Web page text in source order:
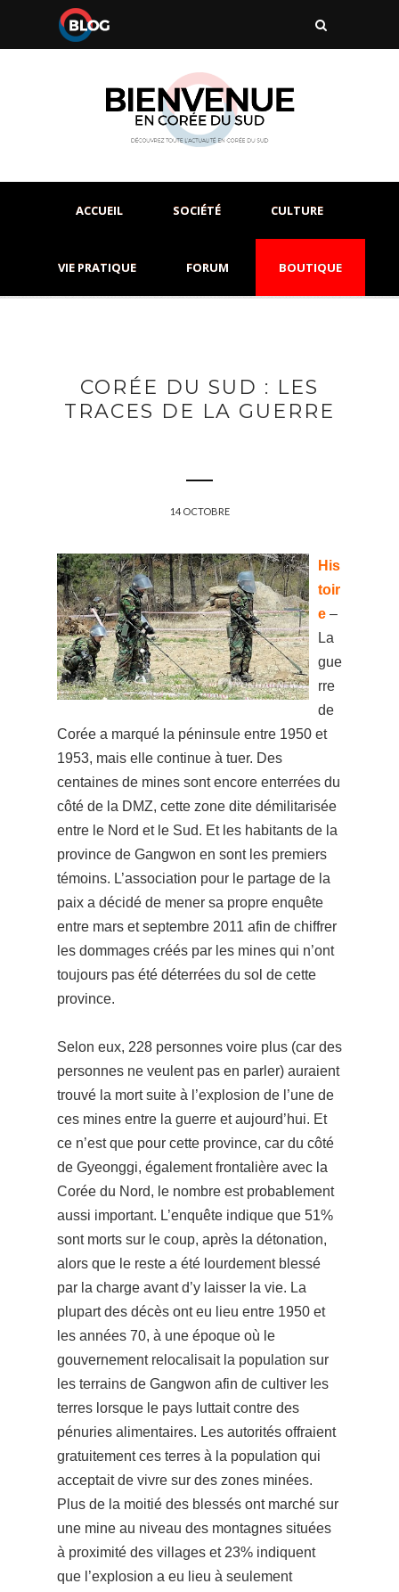
ACCUEIL SOCIÉTÉ CULTURE
VIE PRATIQUE FORUM BOUTIQUE
CORÉE DU SUD : LES
TRACES DE LA GUERRE
14 OCTOBRE
His
toir
e –
La
gue
rre
de
Corée a marqué la péninsule entre 1950 et
1953, mais elle continue à tuer. Des
centaines de mines sont encore enterrées du
côté de la DMZ, cette zone dite démilitarisée
entre le Nord et le Sud. Et les habitants de la
province de Gangwon en sont les premiers
témoins. L’association pour le partage de la
paix a décidé de mener sa propre enquête
entre mars et septembre 2011 afin de chiffrer
les dommages créés par les mines qui n’ont
toujours pas été déterrées du sol de cette
province.
Selon eux, 228 personnes voire plus (car des
personnes ne veulent pas en parler) auraient
trouvé la mort suite à l’explosion de l’une de
ces mines entre la guerre et aujourd’hui. Et
ce n’est que pour cette province, car du côté
de Gyeonggi, également frontalière avec la
Corée du Nord, le nombre est probablement
aussi important. L’enquête indique que 51%
sont morts sur le coup, après la détonation,
alors que le reste a été lourdement blessé
par la charge avant d’y laisser la vie. La
plupart des décès ont eu lieu entre 1950 et
les années 70, à une époque où le
gouvernement relocalisait la population sur
les terrains de Gangwon afin de cultiver les
terres lorsque le pays luttait contre des
pénuries alimentaires. Les autorités offraient
gratuitement ces terres à la population qui
acceptait de vivre sur des zones minées.
Plus de la moitié des blessés ont marché sur
une mine au niveau des montagnes situées
à proximité des villages et 23% indiquent
que l’explosion a eu lieu à seulement